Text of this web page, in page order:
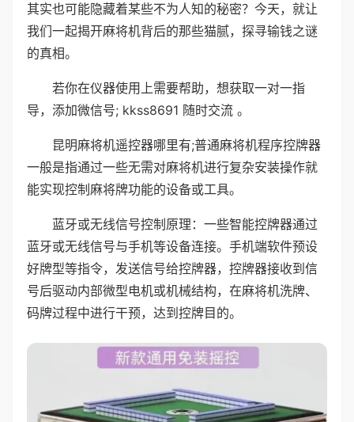
其实也可能隐藏着某些不为人知的秘密？今天，就让
我们一起揭开麻将机背后的那些猫腻，探寻输钱之谜
的真相。
若你在仪器使用上需要帮助，想获取一对一指
导，添加微信号; kkss8691 随时交流 。
昆明麻将机遥控器哪里有;普通麻将机程序控牌器
一般是指通过一些无需对麻将机进行复杂安装操作就
能实现控制麻将牌功能的设备或工具。
蓝牙或无线信号控制原理：一些智能控牌器通过
蓝牙或无线信号与手机等设备连接。手机端软件预设
好牌型等指令，发送信号给控牌器，控牌器接收到信
号后驱动内部微型电机或机械结构，在麻将机洗牌、
码牌过程中进行干预，达到控牌目的。